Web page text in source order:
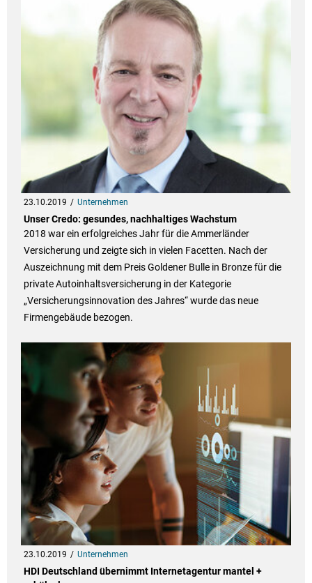
23.10.2019 Unternehmen
Unser Credo: gesundes, nachhaltiges Wachstum
2018 war ein erfolgreiches Jahr für die Ammerländer
Versicherung und zeigte sich in vielen Facetten. Nach der
Auszeichnung mit dem Preis Goldener Bulle in Bronze für die
private Autoinhaltsversicherung in der Kategorie
„Versicherungsinnovation des Jahres“ wurde das neue
Firmengebäude bezogen.
23.10.2019 Unternehmen
HDI Deutschland übernimmt Internetagentur mantel +